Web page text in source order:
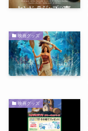
映画グッズ
映画グッズ